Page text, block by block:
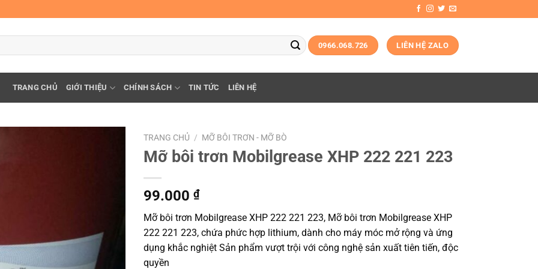
0966.068.726 LIÊN HỆ ZALO
TRANG CHỦ GIỚI THIỆU CHÍNH SÁCH TIN TỨC LIÊN HỆ
TRANG CHỦ / MỠ BÔI TRƠN - MỠ BÒ
Mỡ bôi trơn Mobilgrease XHP 222 221 223
99.000 ₫
Mỡ bôi trơn Mobilgrease XHP 222 221 223, Mỡ bôi trơn Mobilgrease XHP
222 221 223, chứa phức hợp lithium, dành cho máy móc mở rộng và ứng
dụng khắc nghiệt Sản phẩm vượt trội với công nghệ sản xuất tiên tiến, độc
quyền